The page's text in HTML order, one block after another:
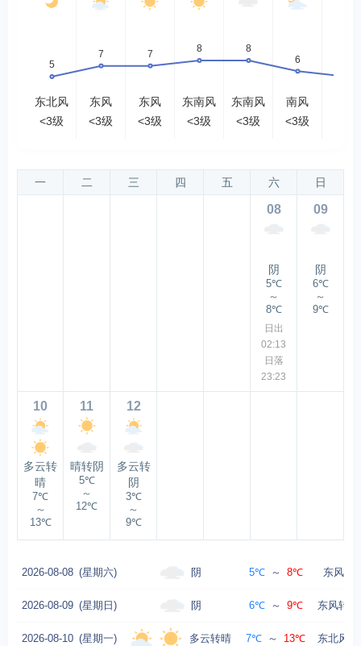
东北风
<3级
东风
<3级
东风
<3级
东南风
<3级
东南风
<3级
南风
<3级
一 二 三 四 五 六 日
08
阴
5℃
～
8℃
日出
02:13
日落
23:23
09
阴
6℃
～
9℃
10
多云转
晴
7℃
～
13℃
11
晴转阴
5℃
～
12℃
12
多云转
阴
3℃
～
9℃
2026-08-08 (星期六) 阴 5℃ ～ 8℃ 东风转
2026-08-09 (星期日) 阴 6℃ ～ 9℃ 东风转
2026-08-10 (星期一) 多云转晴 7℃ ～ 13℃ 东北风